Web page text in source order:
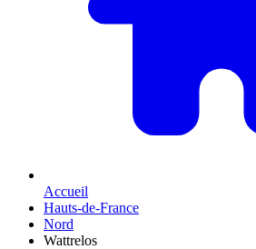
Accueil
Hauts-de-France
Nord
Wattrelos